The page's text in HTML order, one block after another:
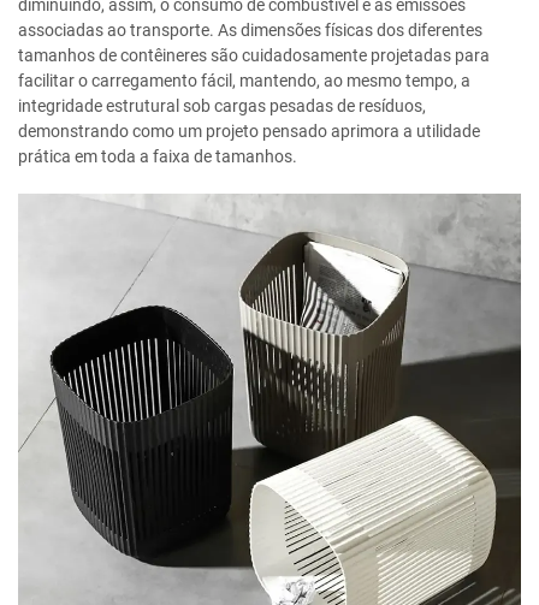
diminuindo, assim, o consumo de combustível e as emissões
associadas ao transporte. As dimensões físicas dos diferentes
tamanhos de contêineres são cuidadosamente projetadas para
facilitar o carregamento fácil, mantendo, ao mesmo tempo, a
integridade estrutural sob cargas pesadas de resíduos,
demonstrando como um projeto pensado aprimora a utilidade
prática em toda a faixa de tamanhos.